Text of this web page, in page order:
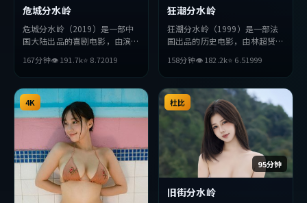
危城分水岭
危城分水岭（2019）是一部中
国大陆出品的喜剧电影，由滨口
刘等主演。影片在叙事与视听上
力求突破，探讨人性与抉择，节
奏张弛有度，适合喜欢该类型的
观众完整观看。
167分钟👁191.7k⭐ 8.72019
狂潮分水岭
狂潮分水岭（1999）是一部法
国出品的历史电影，由林超贤执
日、易烊千玺等主演。影片在叙
事与视听上力求突破，探讨人性
与抉择，节奏张弛有度，适合喜
欢该类型的观众完整观看。
158分钟👁182.2k⭐ 6.51999
4K
95分钟
杜比
旧街分水岭